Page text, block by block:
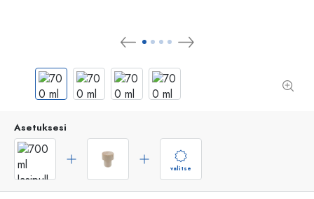
Asetuksesi
valitse